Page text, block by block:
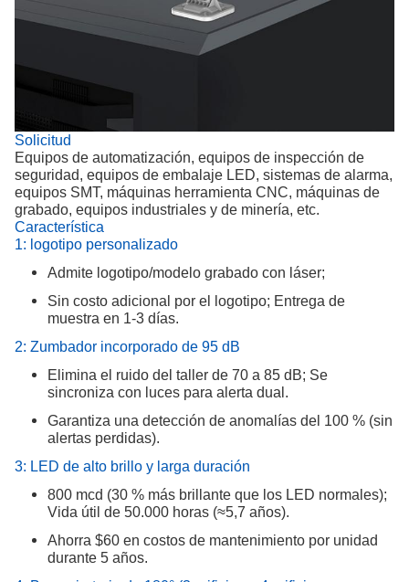
Solicitud
Equipos de automatización, equipos de inspección de
seguridad, equipos de embalaje LED, sistemas de alarma,
equipos SMT, máquinas herramienta CNC, máquinas de
grabado, equipos industriales y de minería, etc.
Característica
1: logotipo personalizado
Admite logotipo/modelo grabado con láser;
Sin costo adicional por el logotipo; Entrega de
muestra en 1-3 días.
2: Zumbador incorporado de 95 dB
Elimina el ruido del taller de 70 a 85 dB; Se
sincroniza con luces para alerta dual.
Garantiza una detección de anomalías del 100 % (sin
alertas perdidas).
3: LED de alto brillo y larga duración
800 mcd (30 % más brillante que los LED normales);
Vida útil de 50.000 horas (≈5,7 años).
Ahorra $60 en costos de mantenimiento por unidad
durante 5 años.